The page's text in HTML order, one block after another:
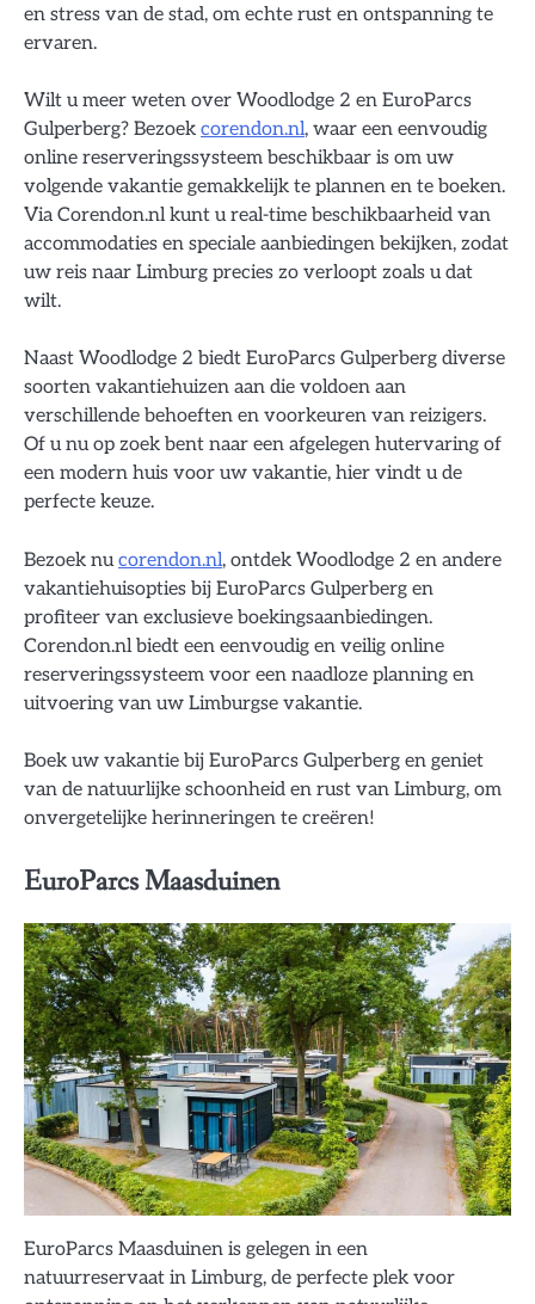
en stress van de stad, om echte rust en ontspanning te
ervaren.
Wilt u meer weten over Woodlodge 2 en EuroParcs
Gulperberg? Bezoek corendon.nl, waar een eenvoudig
online reserveringssysteem beschikbaar is om uw
volgende vakantie gemakkelijk te plannen en te boeken.
Via Corendon.nl kunt u real-time beschikbaarheid van
accommodaties en speciale aanbiedingen bekijken, zodat
uw reis naar Limburg precies zo verloopt zoals u dat
wilt.
Naast Woodlodge 2 biedt EuroParcs Gulperberg diverse
soorten vakantiehuizen aan die voldoen aan
verschillende behoeften en voorkeuren van reizigers.
Of u nu op zoek bent naar een afgelegen hutervaring of
een modern huis voor uw vakantie, hier vindt u de
perfecte keuze.
Bezoek nucorendon.nl, ontdek Woodlodge 2 en andere
vakantiehuisopties bij EuroParcs Gulperberg en
profiteer van exclusieve boekingsaanbiedingen.
Corendon.nl biedt een eenvoudig en veilig online
reserveringssysteem voor een naadloze planning en
uitvoering van uw Limburgse vakantie.
Boek uw vakantie bij EuroParcs Gulperberg en geniet
van de natuurlijke schoonheid en rust van Limburg, om
onvergetelijke herinneringen te creëren!
EuroParcs Maasduinen
EuroParcs Maasduinen is gelegen in een
natuurreservaat in Limburg, de perfecte plek voor